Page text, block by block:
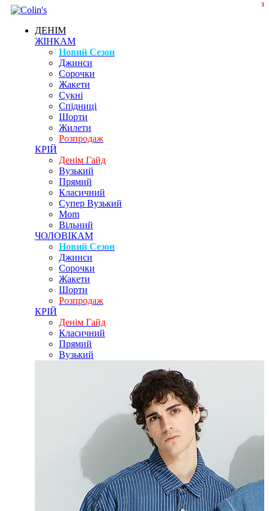
ДЕНІМ
ЖІНКАМ
Новий Сезон
Джинси
Сорочки
Жакети
Сукні
Спідниці
Шорти
Жилети
Розпродаж
КРІЙ
Денім Гайд
Вузький
Прямий
Класичний
Супер Вузький
Mom
Вільний
ЧОЛОВІКАМ
Новий Сезон
Джинси
Сорочки
Жакети
Шорти
Розпродаж
КРІЙ
Денім Гайд
Класичний
Прямий
Вузький
3